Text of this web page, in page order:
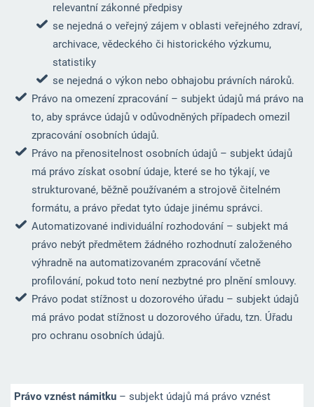
relevantní zákonné předpisy
se nejedná o veřejný zájem v oblasti veřejného zdraví,
archivace, vědeckého či historického výzkumu,
statistiky
se nejedná o výkon nebo obhajobu právních nároků.
Právo na omezení zpracování – subjekt údajů má právo na
to, aby správce údajů v odůvodněných případech omezil
zpracování osobních údajů.
Právo na přenositelnost osobních údajů – subjekt údajů
má právo získat osobní údaje, které se ho týkají, ve
strukturované, běžně používaném a strojově čitelném
formátu, a právo předat tyto údaje jinému správci.
Automatizované individuální rozhodování – subjekt má
právo nebýt předmětem žádného rozhodnutí založeného
výhradně na automatizovaném zpracování včetně
profilování, pokud toto není nezbytné pro plnění smlouvy.
Právo podat stížnost u dozorového úřadu – subjekt údajů
má právo podat stížnost u dozorového úřadu, tzn. Úřadu
pro ochranu osobních údajů.
Právo vznést námitku– subjekt údajů má právo vznést